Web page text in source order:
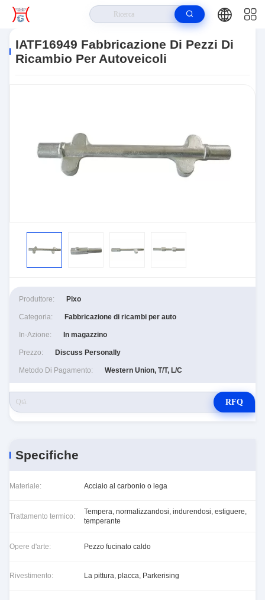
Fabbricazione Di Pezzi Di Ricambio Per Autoveicoli
IATF16949 Fabbricazione Di Pezzi Di
Ricambio Per Autoveicoli
Produttore: Pixo
Categoria: Fabbricazione di ricambi per auto
In-Azione: In magazzino
Prezzo: Discuss Personally
Metodo Di Pagamento: Western Union, T/T, L/C
RFQ
Specifiche
Materiale: Acciaio al carbonio o lega
Trattamento termico:
Tempera, normalizzandosi, indurendosi, estiguere,
temperante
Opere d'arte: Pezzo fucinato caldo
Rivestimento: La pittura, placca, Parkerising